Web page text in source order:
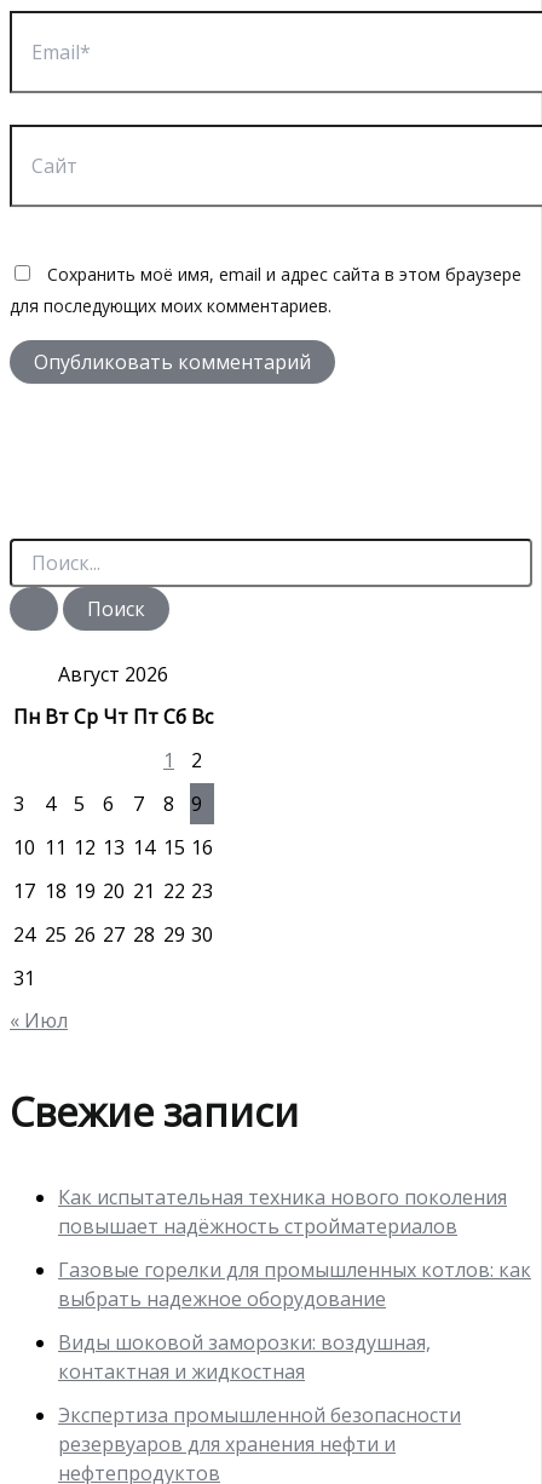
Сохранить моё имя, email и адрес сайта в этом браузере
для последующих моих комментариев.
П
и
с
Август 2026
Пн ВтСр Чт ПтСб Вс
1
2
3
4 5 6 7 8
9
10 11 12 13 14 15 16
17 18 19 20 21 22 23
24 25 26 27 28 29 30
31
« Июл
Свежие записи
Как испытательная техника нового поколения
повышает надёжность стройматериалов
Газовые горелки для промышленных котлов: как
выбрать надежное оборудование
Виды шоковой заморозки: воздушная,
контактная и жидкостная
Экспертиза промышленной безопасности
резервуаров для хранения нефти и
нефтепродуктов